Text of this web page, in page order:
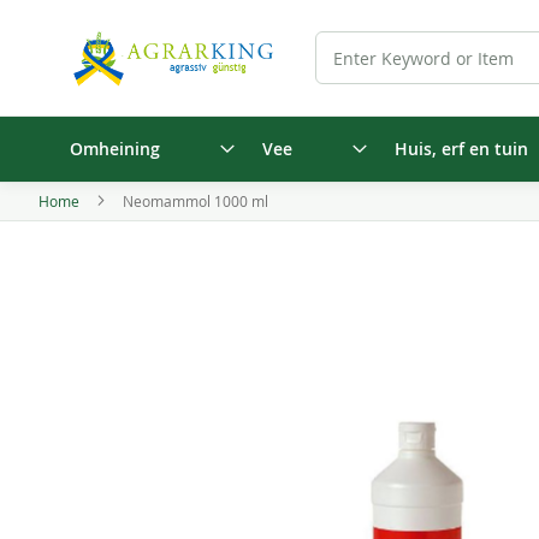
Omheining Vee Huis, erf en tuin
Home Neomammol 1000 ml